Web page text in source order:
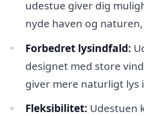
udestue giver dig
nyde haven og
Forbedret lysindfald:
designet med store
giver mere naturligt lys
Fleksibilitet: Udestuen